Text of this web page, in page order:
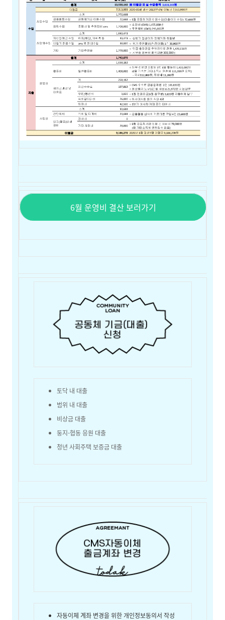
6월 운영비 결산 보러가기
토닥 내 대출
범위 내 대출
비상금 대출
둥지-협동 응원 대출
청년 사회주택 보증금 대출
자동이체 계좌 변경을 위한 개인정보동의서 작성